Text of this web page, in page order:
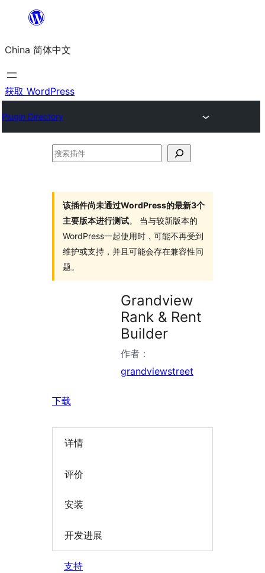
内
容
China 简体中文
获取 WordPress
Plugin Directory
搜
该插件尚未通过WordPress的最新3个
主要版本进行测试。 当与较新版本的
WordPress一起使用时，可能不再受到
维护或支持，并且可能会存在兼容性问
题。
Grandview
Rank & Rent
Builder
作者：
grandviewstreet
下载
详情
评价
安装
开发进展
支持